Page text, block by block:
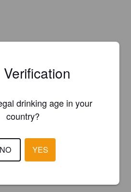
drinking age in your
country?
NO YES